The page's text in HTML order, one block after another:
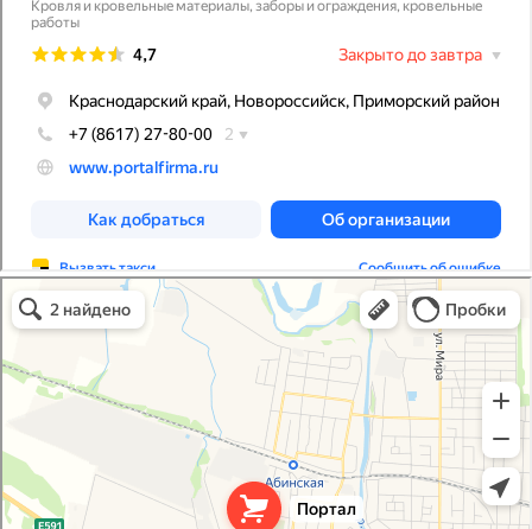
Портал
Кровля и кровельные материалы в Абинске
Фасады и фасадные системы в Абинске